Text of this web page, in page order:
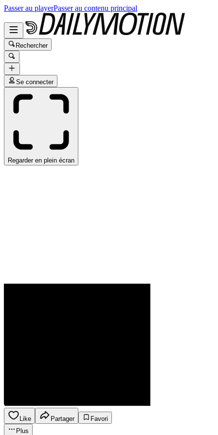
Passer au playerPasser au contenu principal
Rechercher
Se connecter
Regarder en plein écran
Like Partager
Favori
Plus